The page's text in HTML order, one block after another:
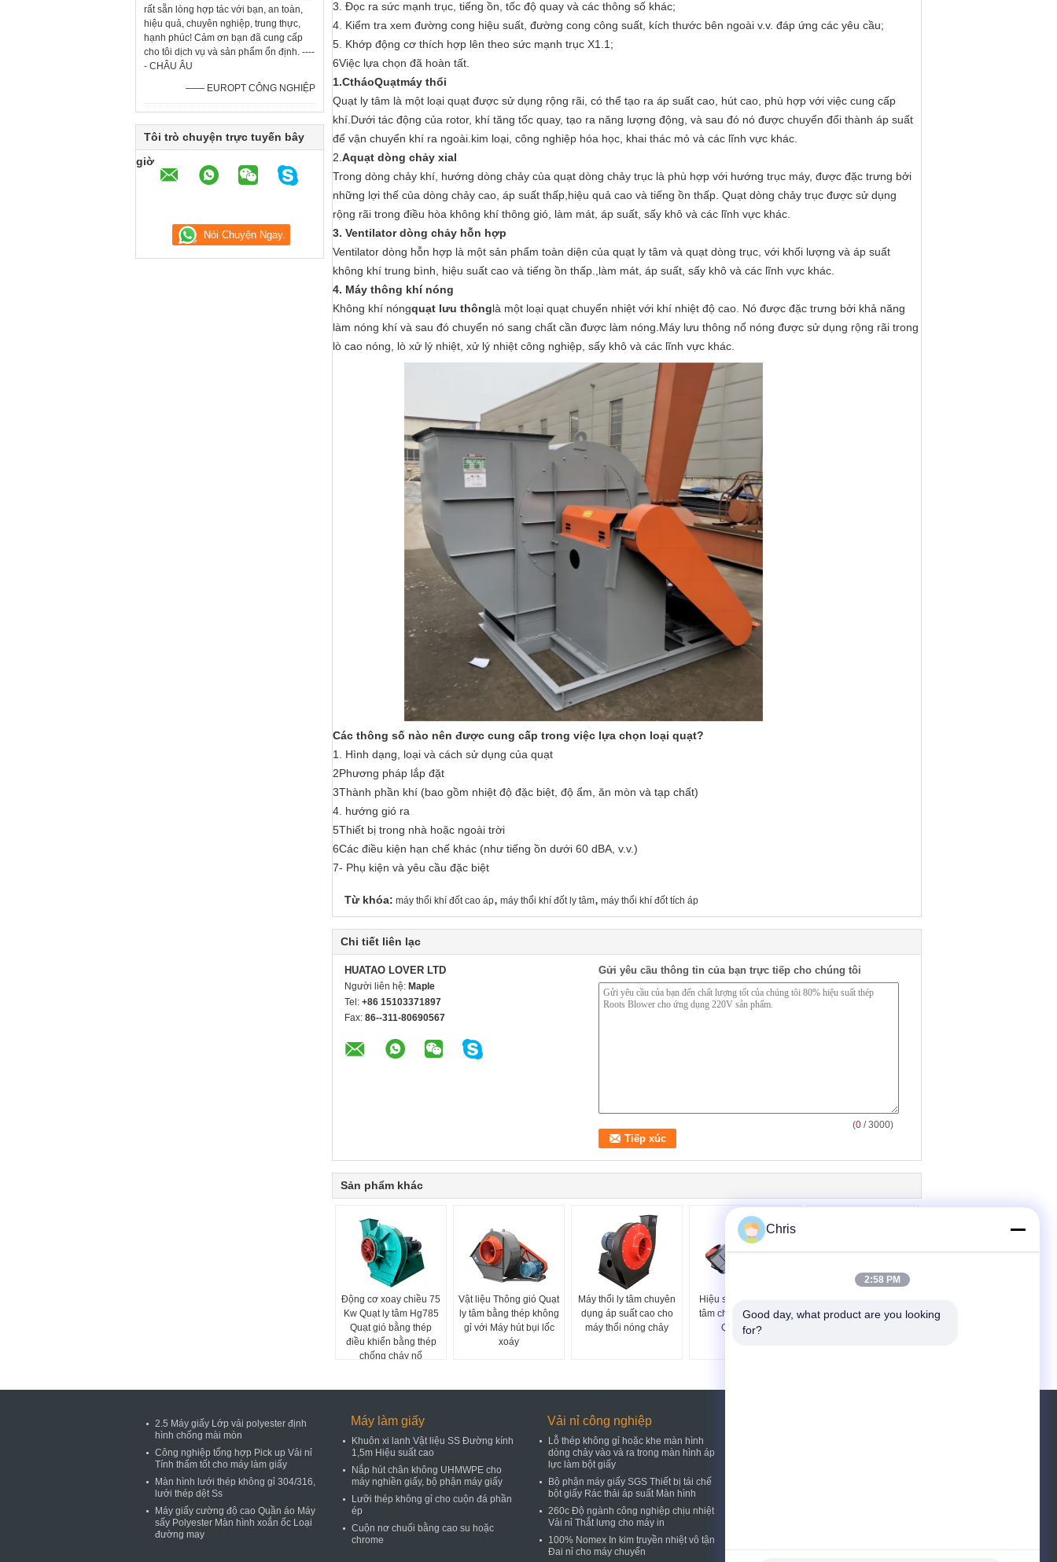
rất sẵn lòng hợp tác với bạn, an toàn,
hiệu quả, chuyên nghiệp, trung thực,
hạnh phúc! Cảm ơn bạn đã cung cấp
cho tôi dịch vụ và sản phẩm ổn định. ----
- CHÂU ÂU
—— EUROPT CÔNG NGHIỆP
Tôi trò chuyện trực tuyến bây
giờ
3. Đọc ra sức mạnh trục, tiếng ồn, tốc độ quay và các thông số khác;
4. Kiểm tra xem đường cong hiệu suất, đường cong công suất, kích thước bên ngoài v.v. đáp ứng các yêu cầu;
5. Khớp động cơ thích hợp lên theo sức mạnh trục X1.1;
6Việc lựa chọn đã hoàn tất.
1.CtháoQuạtmáy thổi
Quạt ly tâm là một loại quạt được sử dụng rộng rãi, có thể tạo ra áp suất cao, hút cao, phù hợp với việc cung cấp
khí.Dưới tác động của rotor, khí tăng tốc quay, tạo ra năng lượng động, và sau đó nó được chuyển đổi thành áp suất
để vận chuyển khí ra ngoài.kim loại, công nghiệp hóa học, khai thác mỏ và các lĩnh vực khác.
2. Aquạt dòng chảy xial
Trong dòng chảy khí, hướng dòng chảy của quạt dòng chảy trục là phù hợp với hướng trục máy, được đặc trưng bởi
những lợi thế của dòng chảy cao, áp suất thấp,hiệu quả cao và tiếng ồn thấp. Quạt dòng chảy trục được sử dụng
rộng rãi trong điều hòa không khí thông gió, làm mát, áp suất, sấy khô và các lĩnh vực khác.
3. Ventilator dòng chảy hỗn hợp
Ventilator dòng hỗn hợp là một sản phẩm toàn diện của quạt ly tâm và quạt dòng trục, với khối lượng và áp suất
không khí trung bình, hiệu suất cao và tiếng ồn thấp.,làm mát, áp suất, sấy khô và các lĩnh vực khác.
4. Máy thông khí nóng
Không khí nóngquạt lưu thônglà một loại quạt chuyển nhiệt với khí nhiệt độ cao. Nó được đặc trưng bởi khả năng
làm nóng khí và sau đó chuyển nó sang chất cần được làm nóng.Máy lưu thông nổ nóng được sử dụng rộng rãi trong
lò cao nóng, lò xử lý nhiệt, xử lý nhiệt công nghiệp, sấy khô và các lĩnh vực khác.
Các thông số nào nên được cung cấp trong việc lựa chọn loại quạt?
1. Hình dạng, loại và cách sử dụng của quạt
2Phương pháp lắp đặt
3Thành phần khí (bao gồm nhiệt độ đặc biệt, độ ẩm, ăn mòn và tạp chất)
4. hướng gió ra
5Thiết bị trong nhà hoặc ngoài trời
6Các điều kiện hạn chế khác (như tiếng ồn dưới 60 dBA, v.v.)
7- Phụ kiện và yêu cầu đặc biệt
Từ khóa: máy thổi khí đốt cao áp, máy thổi khí đốt ly tâm, máy thổi khí đốt tích áp
Chi tiết liên lạc
HUATAO LOVER LTD
Người liên hệ: Maple
Tel: +86 15103371897
Fax: 86--311-80690567
Gửi yêu cầu thông tin của bạn trực tiếp cho chúng tôi
(0 / 3000)
Sản phẩm khác
Động cơ xoay chiều 75
Kw Quạt ly tâm Hg785
Quạt gió bằng thép
điều khiển bằng thép
chống cháy nổ
Vật liệu Thông gió Quạt
ly tâm bằng thép không
gỉ với Máy hút bụi lốc
xoáy
Máy thổi ly tâm chuyên
dụng áp suất cao cho
máy thổi nóng chảy
Hiệu suất cao Quạt ly
tâm chịu nhiệt độ cao
Quạt ly tâm
chịu nhiệt độ cao công
2.5 Máy giấy Lớp vải polyester định
hình chống mài mòn
Công nghiệp tổng hợp Pick up Vải nỉ
Tính thấm tốt cho máy làm giấy
Màn hình lưới thép không gỉ 304/316,
lưới thép dệt Ss
Máy giấy cường độ cao Quần áo Máy
sấy Polyester Màn hình xoắn ốc Loại
đường may
Máy làm giấy
Khuôn xi lanh Vật liệu SS Đường kính
1,5m Hiệu suất cao
Nắp hút chân không UHMWPE cho
máy nghiền giấy, bộ phận máy giấy
Lưỡi thép không gỉ cho cuộn đá phần
ép
Cuộn nơ chuối bằng cao su hoặc
chrome
Vải nỉ công nghiệp
Lỗ thép không gỉ hoặc khe màn hình
dòng chảy vào và ra trong màn hình áp
lực làm bột giấy
Bộ phận máy giấy SGS Thiết bị tái chế
bột giấy Rác thải áp suất Màn hình
260c Độ ngành công nghiệp chịu nhiệt
Vải nỉ Thắt lưng cho máy in
100% Nomex In kim truyền nhiệt vô tận
Đai nỉ cho máy chuyển
Chris
2:58 PM
Good day, what product are you looking
for?